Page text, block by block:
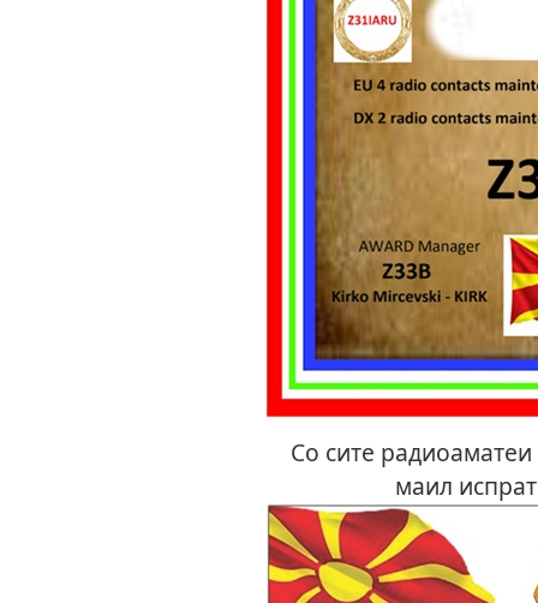
Со сите радиоаматеи
маил